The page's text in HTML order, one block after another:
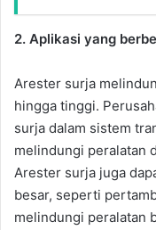
2. Aplikasi yang
Arester surja
hingga tinggi.
surja dalam sistem
melindungi peralatan
Arester surja juga
besar, seperti
melindungi peralatan